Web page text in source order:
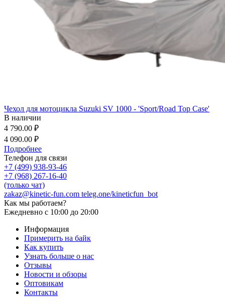
Чехол для мотоцикла Suzuki SV 1000 - 'Sport/Road Top Case'
В наличии
4 790.00 ₽
4 090.00 ₽
Подробнее
Телефон для связи
+7 (499) 938-93-46
+7 (968) 267-16-40
(только чат)
zakaz@kinetic-fun.com teleg.one/kineticfun_bot
Как мы работаем?
Ежедневно с 10:00 до 20:00
Информация
Примерить на байк
Как купить
Узнать больше о нас
Отзывы
Новости и обзоры
Оптовикам
Контакты